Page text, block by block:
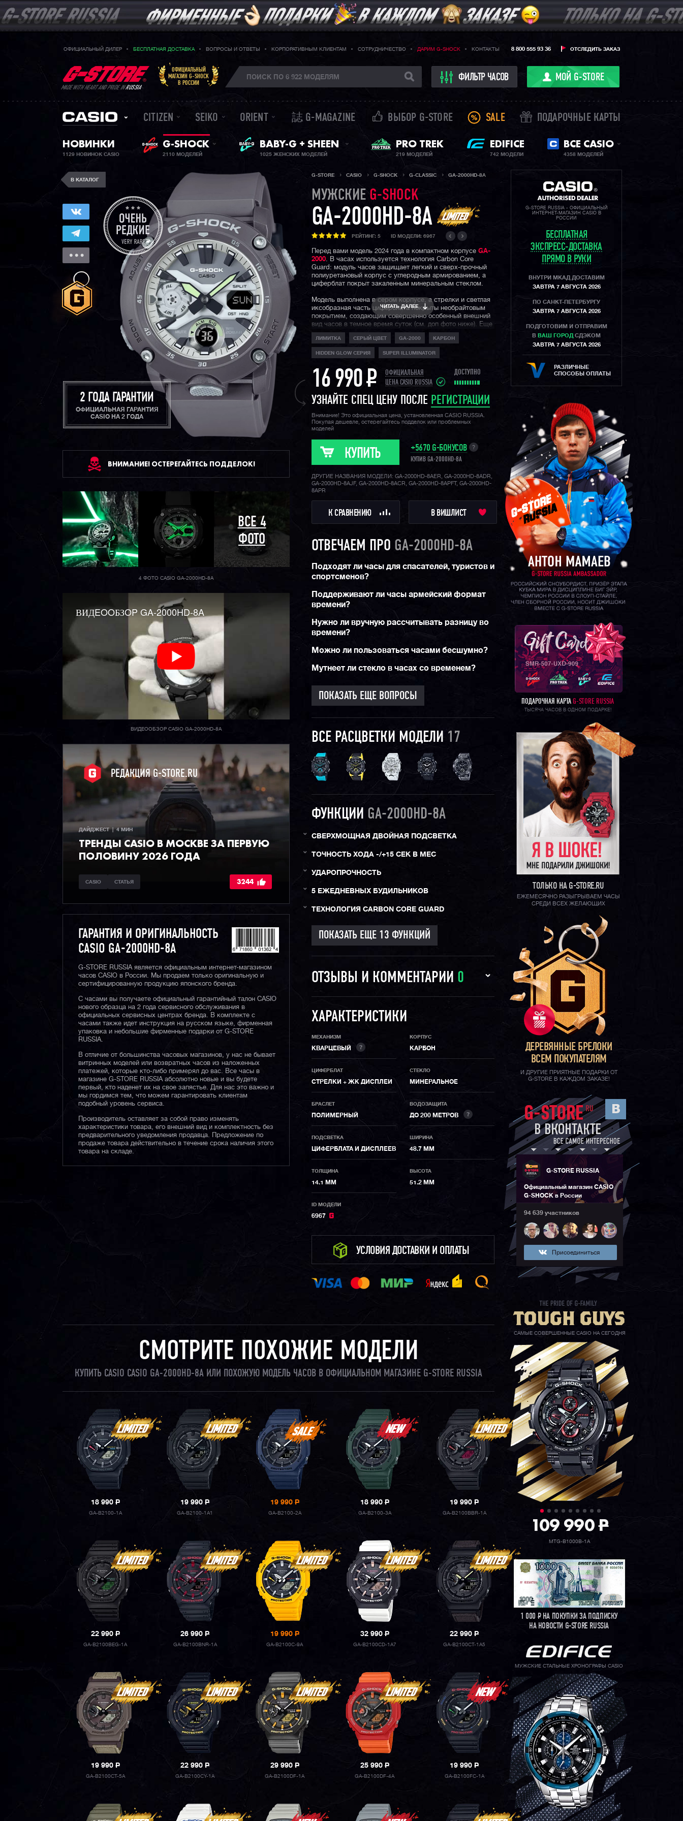
ОФИЦИАЛЬНЫЙ ДИЛЕР БЕСПЛАТНАЯ ДОСТАВКА ВОПРОСЫ И ОТВЕТЫ КОРПОРАТИВНЫМ КЛИЕНТАМ СОТРУДНИЧЕСТВО ДАРИМ G-SHOCK КОНТАКТЫ ОТСЛЕДИТЬ ЗАКАЗ
8 800 555 93 36
MADE WITH HEART AND PRIDE INRUSSIA
ОФИЦИАЛЬНЫЙ
МАГАЗИН G-SHOCK
В РОССИИ
ФИЛЬТР ЧАСОВ МОЙ G-STORE
CITIZEN SEIKO ORIENT 誌 G-MAGAZINE ВЫБОР G-STORE SALE ПОДАРОЧНЫЕ КАРТЫ
НОВИНКИ
1129 НОВИНОК CASIO
G-SHOCK
2110 МОДЕЛЕЙ
ЖЕНСКИЕ ЧАСЫ
BABY-G + SHEEN
1025 ЖЕНСКИХ МОДЕЛЕЙ
PRO TREK
219 МОДЕЛЕЙ
EDIFICE
742 МОДЕЛИ
ВСЕ CASIO
4358 МОДЕЛЕЙ
В КАТАЛОГ
2 ГОДА ГАРАНТИИ
ОФИЦИАЛЬНАЯ ГАРАНТИЯ
CASIO НА 2 ГОДА
ВНИМАНИЕ! ОСТЕРЕГАЙТЕСЬ ПОДДЕЛОК!
ВСЕ 4
ФОТО
4 ФОТО CASIO GA-2000HD-8A
ВИДEOOБЗOP GA-2000HD-8A
ВИДЕООБЗОР CASIO GA-2000HD-8A
РЕДАКЦИЯ G-STORE.RU
ДАЙДЖЕСТ  |  4 МИН
ТРЕНДЫ CASIO В МОСКВЕ ЗА ПЕРВУЮ
ПОЛОВИНУ 2026 ГОДА
CASIO СТАТЬЯ 3244
ГАРАНТИЯ И ОРИГИНАЛЬНОСТЬ
CASIO GA-2000HD-8A
G-STORE RUSSIA является официальным интернет-магазином
часов CASIO в России. Мы продаем только оригинальную и
сертифицированную продукцию японского бренда.
С часами вы получаете официальный гарантийный талон CASIO
нового образца на 2 года сервисного обслуживания в
официальных сервисных центрах бренда. В комплекте с
часами также идет инструкция на русском языке, фирменная
упаковка и небольшие фирменные подарки от G-STORE
RUSSIA.
В отличие от большинства часовых магазинов, у нас не бывает
витринных моделей или возвратных часов из наложенных
платежей, которые кто-либо примерял до вас. Все часы в
магазине G-STORE RUSSIA абсолютно новые и вы будете
первый, кто наденет их на свое запястье. Для нас это важно и
мы гордимся тем, что можем гарантировать клиентам
подобный уровень сервиса.
Производитель оставляет за собой право изменять
характеристики товара, его внешний вид и комплектность без
предварительного уведомления продавца. Предложение по
продаже товара действительно в течение срока наличия этого
товара на складе.
G-STORE CASIO G-SHOCK G-CLASSIC GA-2000HD-8A
МУЖСКИЕ G-SHOCK
GA-2000HD-8A
РЕЙТИНГ: 5 ID МОДЕЛИ: 6967
Перед вами модель 2024 года в компактном корпусе GA-
2000. В часах используется технология Carbon Core
Guard: модуль часов защищает легкий и сверх-прочный
полиуретановый корпус с углеродным армированием, а
циферблат покрыт закаленным минеральным стеклом.
Модель выполнена в сером корпусе, а стрелки и светлая
иксобразная часть циферблата покрыты необрайтовым
покрытием, создающим совершенно особенный внешний
вид часов в темное время суток (см. доп фото ниже). Еще
одна особенность часов — обновленное крепление
ремешка, теперь его смена займет у вас всего несколько
секунд.
джишоков водозащиту в 200 метров, функции
секундомера, таймера, мирового времени, удобную
информации с дисплеев, а также яркую двойную
подсветку циферблата и дисплеев.
ЧИТАТЬ ДАЛЕЕ
ЛИМИТКА СЕРЫЙ ЦВЕТ GA-2000 КАРБОН
HIDDEN GLOW СЕРИЯ SUPER ILLUMINATOR
16 990P
ОФИЦИАЛЬНАЯ
ЦЕНА CASIO RUSSIA
ДОСТУПНО
УЗНАЙТЕ СПЕЦ ЦЕНУ ПОСЛЕ РЕГИСТРАЦИИ
Внимание! Это официальная цена, установленная CASIO RUSSIA.
Покупая дешевле, остерегайтесь подделок или проблемных
моделей
КУПИТЬ +5670 G-БОНУСОВ
КУПИВ GA-2000HD-8A
?
ДРУГИЕ НАЗВАНИЯ МОДЕЛИ: GA-2000HD-8AER, GA-2000HD-8ADR,
GA-2000HD-8AJF, GA-2000HD-8ACR, GA-2000HD-8APFT, GA-2000HD-
8APR
К СРАВНЕНИЮ В ВИШЛИСТ
ОТВЕЧАЕМ ПРО GA-2000HD-8A
Подходят ли часы для спасателей, туристов и
спортсменов?
Поддерживают ли часы армейский формат
времени?
Нужно ли вручную рассчитывать разницу во
времени?
Можно ли пользоваться часами бесшумно?
Мутнеет ли стекло в часах со временем?
ПОКАЗАТЬ ЕЩЕ ВОПРОСЫ
ВСЕ РАСЦВЕТКИ МОДЕЛИ 17
ФУНКЦИИ GA-2000HD-8A
СВЕРХМОЩНАЯ ДВОЙНАЯ ПОДСВЕТКА
ТОЧНОСТЬ ХОДА -/+15 СЕК В МЕС
УДАРОПРОЧНОСТЬ
5 ЕЖЕДНЕВНЫХ БУДИЛЬНИКОВ
ТЕХНОЛОГИЯ CARBON CORE GUARD
ОТЗЫВЫ И КОММЕНТАРИИ 0
ХАРАКТЕРИСТИКИ
МЕХАНИЗМ
КВАРЦЕВЫЙ ?
КОРПУС
КАРБОН
ЦИФЕРБЛАТ
СТРЕЛКИ + ЖК ДИСПЛЕИ
СТЕКЛО
МИНЕРАЛЬНОЕ
БРАСЛЕТ
ПОЛИМЕРНЫЙ
ВОДОЗАЩИТА
ДО 200 МЕТРОВ ?
ПОДСВЕТКА
ЦИФЕРБЛАТА И ДИСПЛЕЕВ
ШИРИНА
48.7 ММ
ТОЛЩИНА
14.1 ММ
ВЫСОТА
51.2 ММ
ID МОДЕЛИ
6967
УСЛОВИЯ ДОСТАВКИ И ОПЛАТЫ
СМОТРИТЕ ПОХОЖИЕ МОДЕЛИ
КУПИТЬ CASIO CASIO GA-2000HD-8A ИЛИ ПОХОЖУЮ МОДЕЛЬ ЧАСОВ В ОФИЦИАЛЬНОМ МАГАЗИНЕ G-STORE RUSSIA
18 990P
GA-B2100-1A
19 990P
GA-B2100-1A1
19 990 P
GA-B2100-2A
18 990P
GA-B2100-3A
19 990P
GA-B2100BBR-1A
22 990P
GA-B2100BEG-1A
26 990P
GA-B2100BNR-1A
19 990 P
GA-B2100C-9A
32 990P
GA-B2100CD-1A7
22 990P
GA-B2100CT-1A5
19 990P
GA-B2100CT-5A
22 990P
GA-B2100CY-1A
29 990 P
GA-B2100DF-1A
25 990P
GA-B2100DF-4A
19 990P
GA-B2100FC-1A
G-STORE RUSSIA - ОФИЦИАЛЬНЫЙ
ИНТЕРНЕТ-МАГАЗИН CASIO В
РОССИИ
БЕСПЛАТНАЯ
ЭКСПРЕСС-ДОСТАВКА
ПРЯМО В РУКИ
ВНУТРИ МКАД ДОСТАВИМ
ЗАВТРА 7 АВГУСТА 2026
ПО САНКТ-ПЕТЕРБУРГУ
ЗАВТРА 7 АВГУСТА 2026
ПОДГОТОВИМ И ОТПРАВИМ
В ВАШ ГОРОД СДЭКОМ
ЗАВТРА 7 АВГУСТА 2026
РАЗЛИЧНЫЕ
СПОСОБЫ ОПЛАТЫ
ПОДАРОЧНАЯ КАРТА G-STORE RUSSIA
ТЫСЯЧА ЧАСОВ В ОДНОМ ПОДАРКЕ!
ТОЛЬКО НА G-STORE.RU
ЕЖЕМЕСЯЧНО РАЗЫГРЫВАЕМ ЧАСЫ
СРЕДИ ВСЕХ ЖЕЛАЮЩИХ
ДЕРЕВЯННЫЕ БРЕЛОКИ
ВСЕМ ПОКУПАТЕЛЯМ
И ДРУГИЕ ПРИЯТНЫЕ ПОДАРКИ ОТ
G-STORE В КАЖДОМ ЗАКАЗЕ!
G-STORE RUSSIA
Официальный магазин CASIO
G-SHOCK в России
94 639 участников
Присоединиться
САМЫЕ СОВЕРШЕННЫЕ CASIO НА СЕГОДНЯ
109 990P
MTG-B1000B-1A
1 000РНА ПОКУПКИ ЗА ПОДПИСКУ
НА НОВОСТИ G-STORE RUSSIA
МУЖСКИЕ СТАЛЬНЫЕ ХРОНОГРАФЫ CASIO